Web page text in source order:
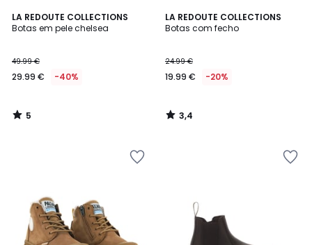
LA REDOUTE COLLECTIONS
Botas em pele chelsea
49.99 €
29.99 € -40%
5
/
5
/
LA REDOUTE COLLECTIONS
Botas com fecho
24.99 €
19.99 € -20%
3,4
/ 5
3,4
/